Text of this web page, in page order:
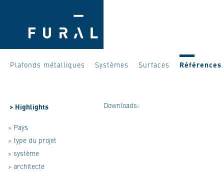
Plafonds métalliques Systèmes Surfaces Références
> Highlights
> Pays
> type du projet
> système
> architecte
Downloads: